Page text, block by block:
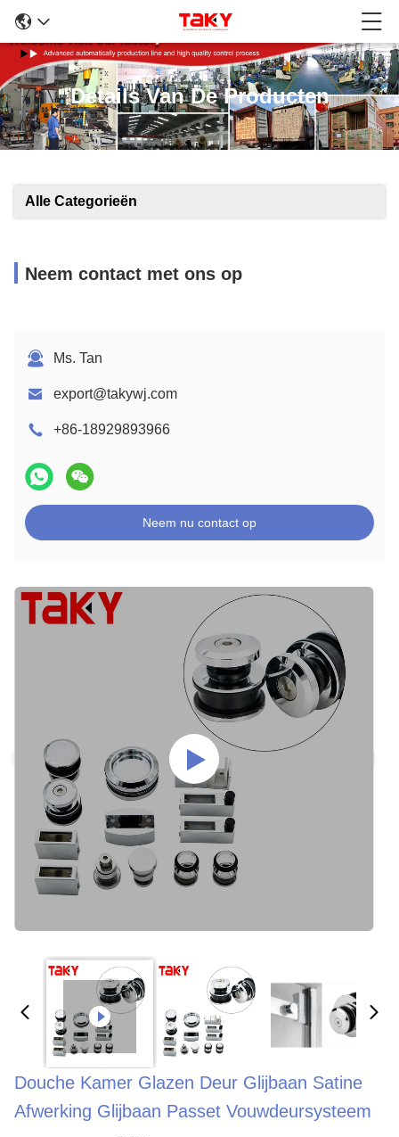
Details Van De Producten
Alle Categorieën
Neem contact met ons op
Ms. Tan
export@takywj.com
+86-18929893966
Neem nu contact op
Douche Kamer Glazen Deur Glijbaan Satine
Afwerking Glijbaan Passet Vouwdeursysteem